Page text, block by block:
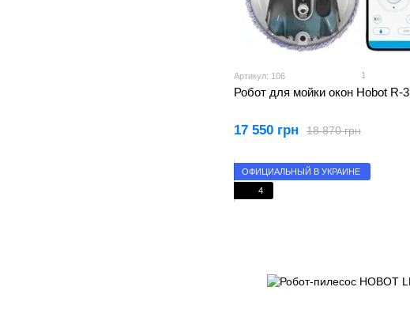
Артикул: 106 1
Робот для мойки окон Hobot R-3
18 870 грн
17 550 грн
ОФИЦИАЛЬНЫЙ В УКРАИНЕ
4